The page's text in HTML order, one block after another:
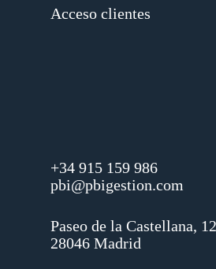
Acceso clientes
+34 915 159 986
pbi@pbigestion.com
Paseo de la Castellana,
28046 Madrid